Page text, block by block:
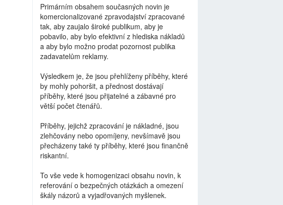
Primárním obsahem současných novin je
komercionalizované zpravodajství zpracované
tak, aby zaujalo široké publikum, aby je
pobavilo, aby bylo efektivní z hlediska nákladů
a aby bylo možno prodat pozornost publika
zadavatelům reklamy.
Výsledkem je, že jsou přehlíženy příběhy, které
by mohly pohoršit, a přednost dostávají
příběhy, které jsou přijatelné a zábavné pro
větší počet čtenářů.
Příběhy, jejichž zpracování je nákladné, jsou
zlehčovány nebo opomíjeny, nevšímavě jsou
přecházeny také ty příběhy, které jsou finančně
riskantní.
To vše vede k homogenizaci obsahu novin, k
referování o bezpečných otázkách a omezení
škály názorů a vyjadřovaných myšlenek.